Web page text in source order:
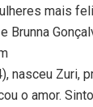
mais
Brunna
nasceu Zuri,
o amor.